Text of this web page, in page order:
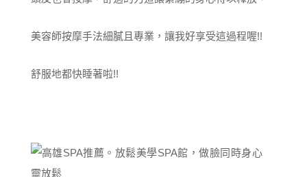
美容師按摩手法細膩且專業，讓我好享受這過程喔!!
舒服地都快睡著啦!!